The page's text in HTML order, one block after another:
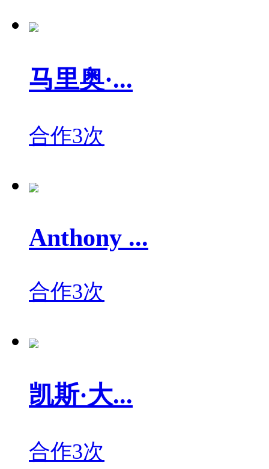
马里奥·...
合作3次
Anthony ...
合作3次
凯斯·大...
合作3次